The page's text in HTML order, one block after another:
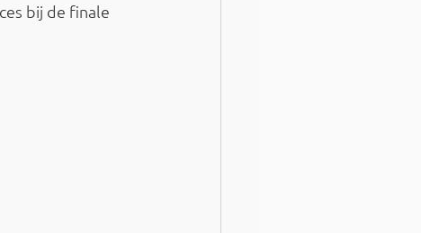
bij de finale